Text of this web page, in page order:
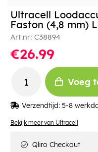
Bekijk meer van Ultracell
Ultracell
Faston (4,8 mm)
Art.nr: C38894
€26.99
Voeg
Verzendtijd: 5-8
Qliro Checkout